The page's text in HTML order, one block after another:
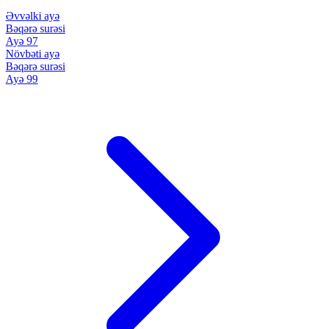
Əvvəlki ayə
Bəqərə surəsi
Ayə 97
Növbəti ayə
Bəqərə surəsi
Ayə 99